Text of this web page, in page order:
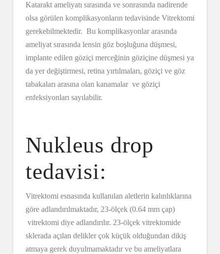
Katarakt ameliyatı sırasında ve sonrasında nadirende
olsa görülen komplikasyonların tedavisinde Vitrektomi
gerekebilmektedir. Bu komplikasyonlar arasında
ameliyat sırasında lensin göz boşluğuna düşmesi,
implante edilen göziçi merceğinin göziçine düşmesi ya
da yer değiştirmesi, retina yırtılmaları, göziçi ve göz
tabakaları arasına olan kanamalar ve göziçi
enfeksiyonları sayılabilir.
Nukleus drop
tedavisi:
Vitrektomi esnasında kullanılan aletlerin kalınlıklarına
göre adlandırılmaktadır, 23-ölçek (0.64 mm çap)
vitrektomi diye adlandırılır. 23-ölçek vitrektomide
sklerada açılan delikler çok küçük olduğundan dikiş
atmaya gerek duyulmamaktadır ve bu ameliyatlara